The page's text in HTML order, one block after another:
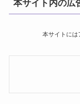
本サイト内の広
本サイトには